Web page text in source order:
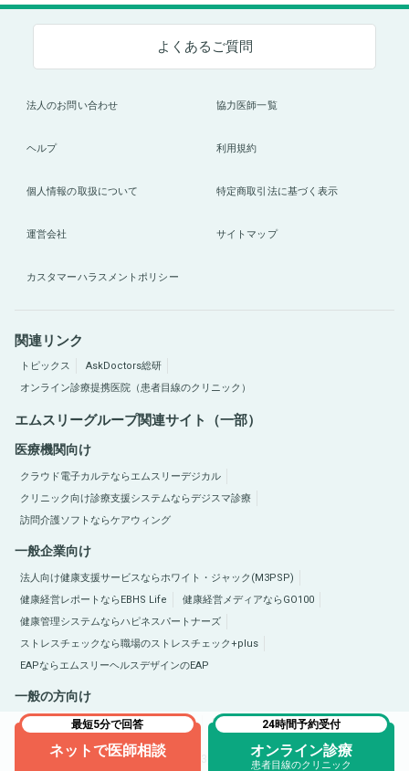
最短5分で回答
ネットで医師相談
24時間予約受付
オンライン診療
患者目線のクリニック
よくあるご質問
法人のお問い合わせ 協力医師一覧
ヘルプ 利用規約
個人情報の取扱について 特定商取引法に基づく表示
運営会社 サイトマップ
カスタマーハラスメントポリシー
関連リンク
トピックス
AskDoctors総研
オンライン診療提携医院（患者目線のクリニック）
エムスリーグループ関連サイト（一部）
医療機関向け
クラウド電子カルテならエムスリーデジカル
クリニック向け診療支援システムならデジスマ診療
訪問介護ソフトならケアウィング
一般企業向け
法人向け健康支援サービスならホワイト・ジャック(M3PSP)
健康経営レポートならEBHS Life
健康経営メディアならGO100
健康管理システムならハピネスパートナーズ
ストレスチェックなら職場のストレスチェック+plus
EAPならエムスリーヘルスデザインのEAP
一般の方向け
医療総合サイトQLife（キューライフ） 肥満症総合サイトならひまんラボ
Copyright © 2005-2026 M3, Inc. All Rights Reserved.